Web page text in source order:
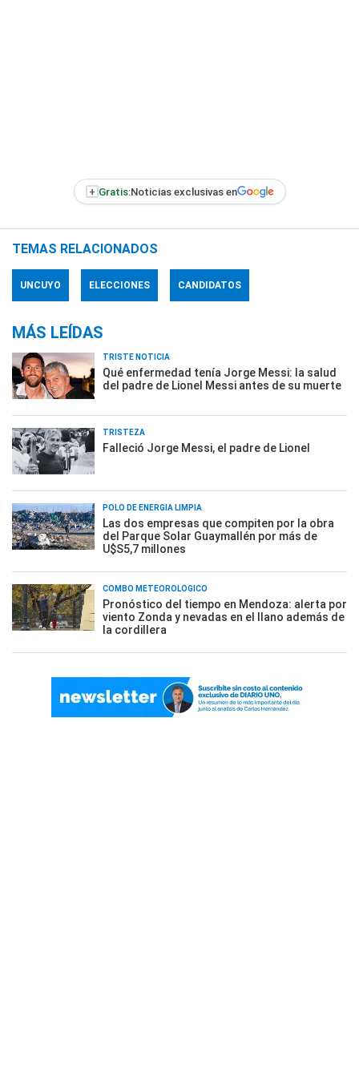
+ Gratis:Noticias exclusivas en
TEMAS RELACIONADOS
UNCUYO ELECCIONES CANDIDATOS
MÁS LEÍDAS
TRISTE NOTICIA
Qué enfermedad tenía Jorge Messi: la salud
del padre de Lionel Messi antes de su muerte
TRISTEZA
Falleció Jorge Messi, el padre de Lionel
POLO DE ENERGÍA LIMPIA
Las dos empresas que compiten por la obra
del Parque Solar Guaymallén por más de
U$S5,7 millones
COMBO METEOROLÓGICO
Pronóstico del tiempo en Mendoza: alerta por
viento Zonda y nevadas en el llano además de
la cordillera